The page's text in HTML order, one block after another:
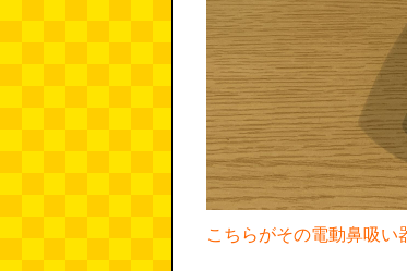
こちらがその電動鼻吸い